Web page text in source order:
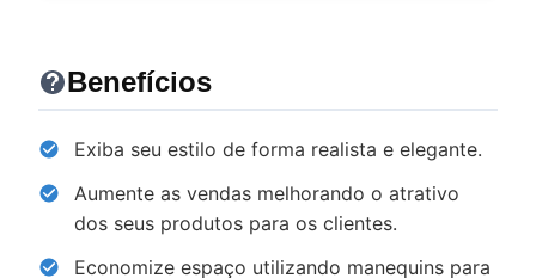
Benefícios
Exiba seu estilo de forma realista e elegante.
Aumente as vendas melhorando o atrativo
dos seus produtos para os clientes.
Economize espaço utilizando manequins para